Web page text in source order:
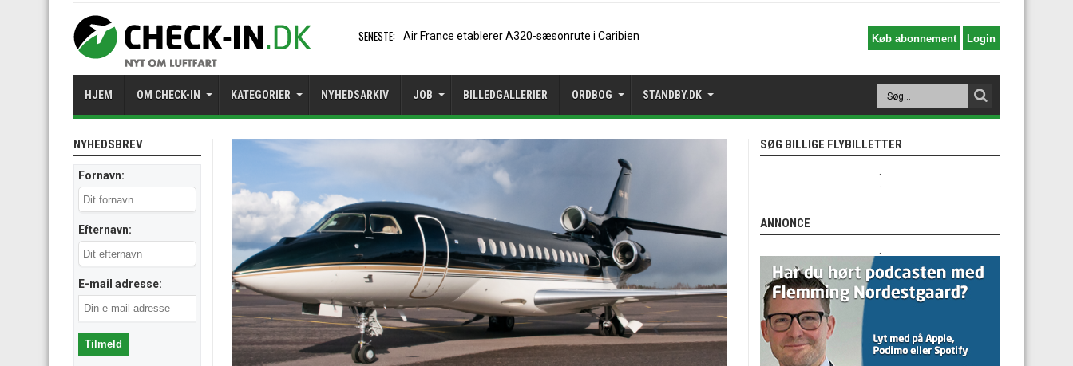
SENESTE: EasyJet-stifter hilser aftale
HJEM OM CHECK-IN KATEGORIER NYHEDSARKIV JOB BILLEDGALLERIER ORDBOG STANDBY.DK
NYHEDSBREV
Fornavn:
Efternavn:
E-mail adresse:
SØG BILLIGE FLYBILLETTER
ANNONCE